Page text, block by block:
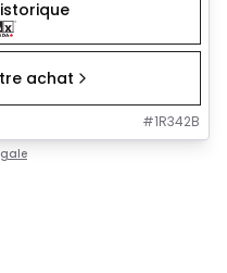
achat
#1R342B